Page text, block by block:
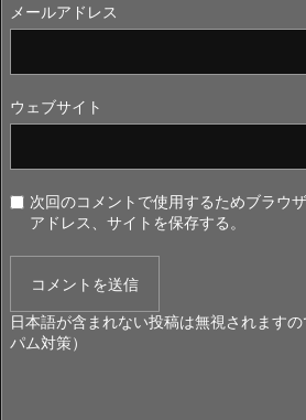
メールアドレス
ウェブサイト
次回のコメントで使用するためブラウ
アドレス、サイトを保存する。
日本語が含まれない投稿は無視されます
パム対策）